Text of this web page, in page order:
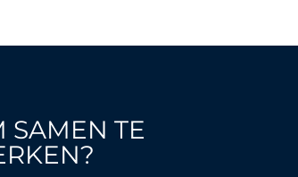
SAMEN TE